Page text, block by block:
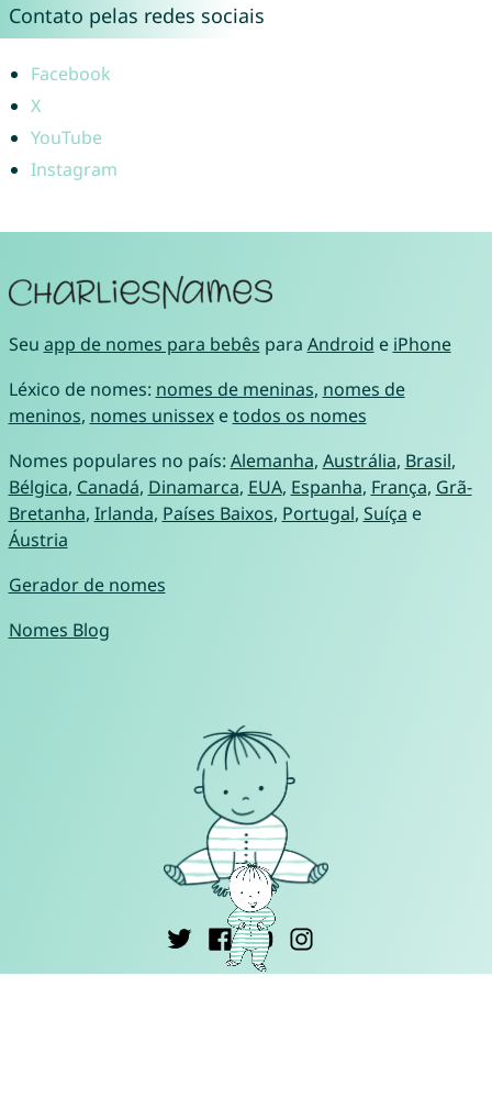
Contato pelas redes sociais
Facebook
X
YouTube
Instagram
Seu app de nomes para bebês para Android e iPhone
Léxico de nomes: nomes de meninas, nomes de
meninos, nomes unissexetodos os nomes
Nomes populares no país: Alemanha, Austrália, Brasil,
Bélgica, Canadá, Dinamarca, EUA, Espanha, França, Grã-
Bretanha, Irlanda, Países Baixos, Portugal, Suíça e
Áustria
Gerador de nomes
Nomes Blog